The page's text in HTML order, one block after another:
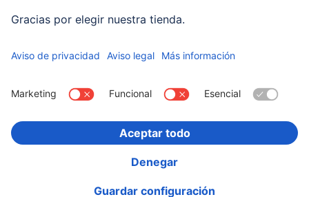
Sostenibilidad
Business-Portal
Escoger Pais
Declaración de accesibilidad